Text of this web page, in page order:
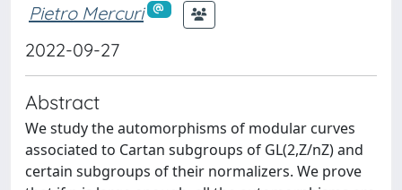
Pietro Mercuri
2022-09-27
Abstract
We study the automorphisms of modular curves
associated to Cartan subgroups of GL(2,Z/nZ) and
certain subgroups of their normalizers. We prove